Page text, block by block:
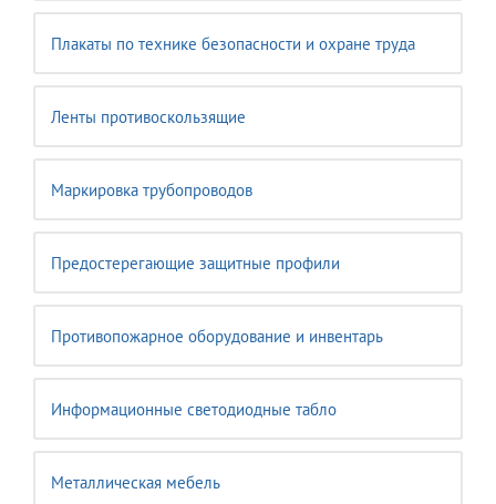
Плакаты по технике безопасности и охране труда
Ленты противоскользящие
Маркировка трубопроводов
Предостерегающие защитные профили
Противопожарное оборудование и инвентарь
Информационные светодиодные табло
Металлическая мебель